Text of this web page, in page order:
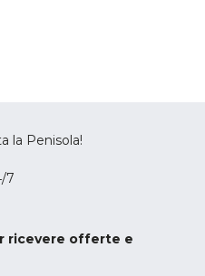
la Penisola!
7
ricevere offerte e